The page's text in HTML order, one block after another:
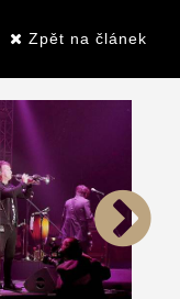
Zpět na článek